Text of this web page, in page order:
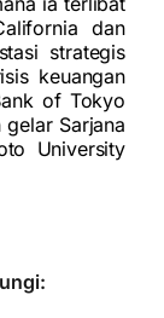
dan
strategis
keuangan
of Tokyo
Sarjana
University